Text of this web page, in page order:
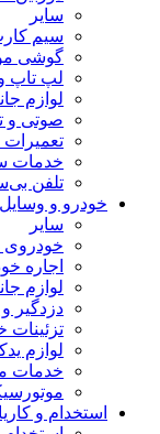
سایر
سیم
گوشی
لپ تاپ
لوازم
صوتی و
تعمیرات
خدمات
تلفن
خودرو و وسایل
سایر
خودروی
اجاره
لوازم
دزدگیر
تزئینات
لوازم
خدمات
استخدام و